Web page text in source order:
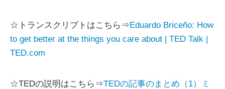
☆トランスクリプトはこちら⇒Eduardo Briceño: How
to get better at the things you care about | TED Talk |
TED.com
☆TEDの説明はこちら⇒TEDの記事のまとめ（1）ミ